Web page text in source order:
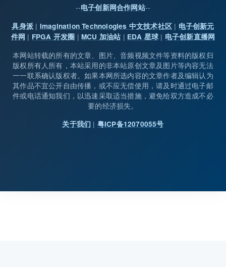
--电子创新网合作网站--
具身派 | Imagination Technologies 中文技术社区| 电子创新元
件网 | FPGA 开发圈 | MCU 加油站 | EDA 星球 | 电子创新直播网
本网站转载的所有的文章、图片、音频视频文件等资料的版权归
版权所有人所有，本站采用的非本站原创文章及图片等内容无法
一一联系确认版权者。如果本网所选内容的文章作者及编辑认为
其作品不宜公开自由传播，或不应无偿使用，请及时通过电子邮
件或电话通知我们，以迅速采取适当措施，避免给双方造成不必
要的经济损失。
关于我们 | 粤ICP备12070055号